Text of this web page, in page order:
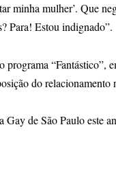
minha mulher’. Que
Para! Estou indignado”.
“Fantástico”,
do
Gay de São Paulo este